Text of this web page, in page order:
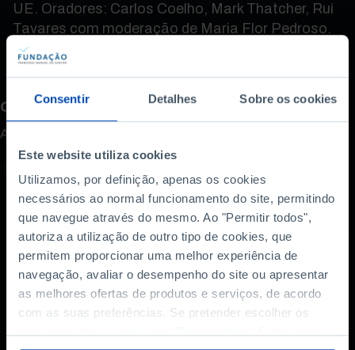
Consentir Detalhes Sobre os cookies
Este website utiliza cookies
Utilizamos, por definição, apenas os cookies
necessários ao normal funcionamento do site, permitindo
que navegue através do mesmo. Ao "Permitir todos",
autoriza a utilização de outro tipo de cookies, que
permitem proporcionar uma melhor experiência de
navegação, avaliar o desempenho do site ou apresentar
as melhores ofertas de produtos e serviços, de acordo
com as suas preferências. Se pretender escolher os
UE. Oradores: Carlos Coelho, Mark Thatcher, Rui
Tavares com moderação de Maria Flor Pedroso.
Como avalia este conteúdo?
A sua opinião é importante.